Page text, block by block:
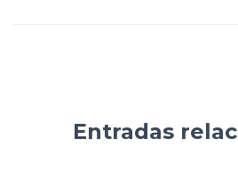
Entradas